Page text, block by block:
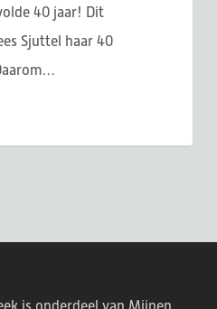
40 jaar! Dit
Sjuttel haar 40